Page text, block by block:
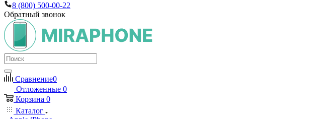
8 (800) 500-00-22
Обратный звонок
Сравнение0
Отложенные 0
Корзина 0
Каталог